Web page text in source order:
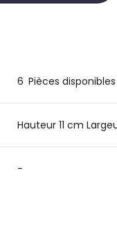
6 Pièces disponibles
Hauteur 11 cm
-